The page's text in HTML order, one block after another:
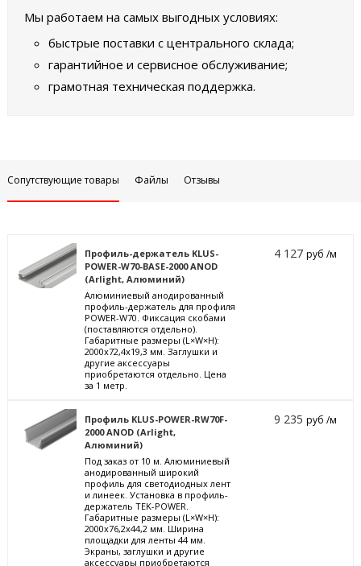
Мы работаем на самых выгодных условиях:
быстрые поставки с центрального склада;
гарантийное и сервисное обслуживание;
грамотная техническая поддержка.
Сопутствующие товары Файлы Отзывы
Профиль-держатель KLUS-
POWER-W70-BASE-2000 ANOD
(Arlight, Алюминий)
Алюминиевый анодированный
профиль-держатель для профиля
POWER-W70. Фиксация скобами
(поставляются отдельно).
Габаритные размеры (L×W×H):
2000x72,4x19,3 мм. Заглушки и
другие аксессуары
приобретаются отдельно. Цена
за 1 метр.
4 127руб /м
Профиль KLUS-POWER-RW70F-
2000 ANOD (Arlight,
Алюминий)
Под заказ от 10 м. Алюминиевый
анодированный широкий
профиль для светодиодных лент
и линеек. Установка в профиль-
держатель TEK-POWER.
Габаритные размеры (L×W×H):
2000x76,2x44,2 мм. Ширина
площадки для ленты 44 мм.
Экраны, заглушки и другие
аксессуары приобретаются
9 235руб /м